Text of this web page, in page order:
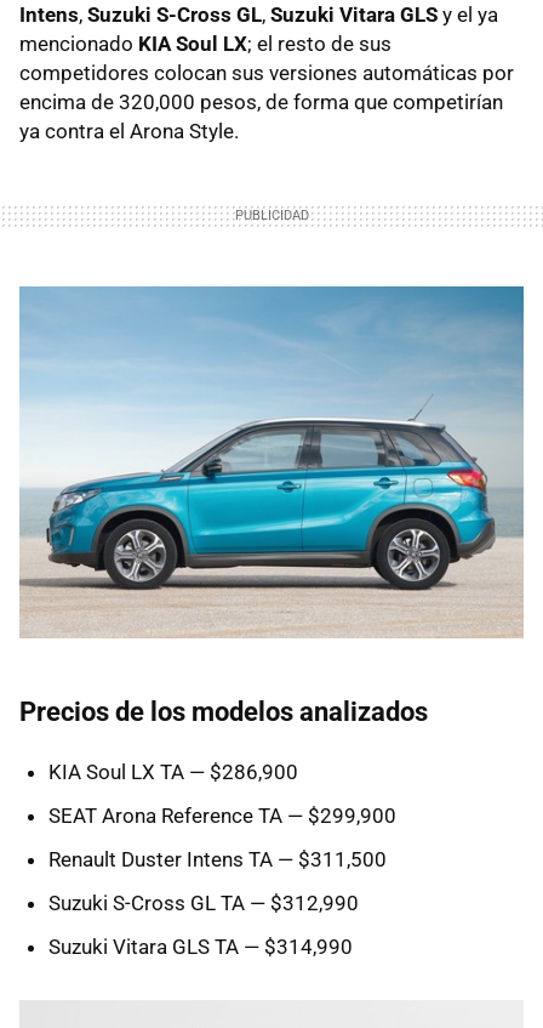
Intens, Suzuki S-Cross GL, Suzuki Vitara GLS y el ya
mencionado KIA Soul LX; el resto de sus
competidores colocan sus versiones automáticas por
encima de 320,000 pesos, de forma que competirían
ya contra el Arona Style.
Precios de los modelos analizados
KIA Soul LX TA — $286,900
SEAT Arona Reference TA — $299,900
Renault Duster Intens TA — $311,500
Suzuki S-Cross GL TA — $312,990
Suzuki Vitara GLS TA — $314,990